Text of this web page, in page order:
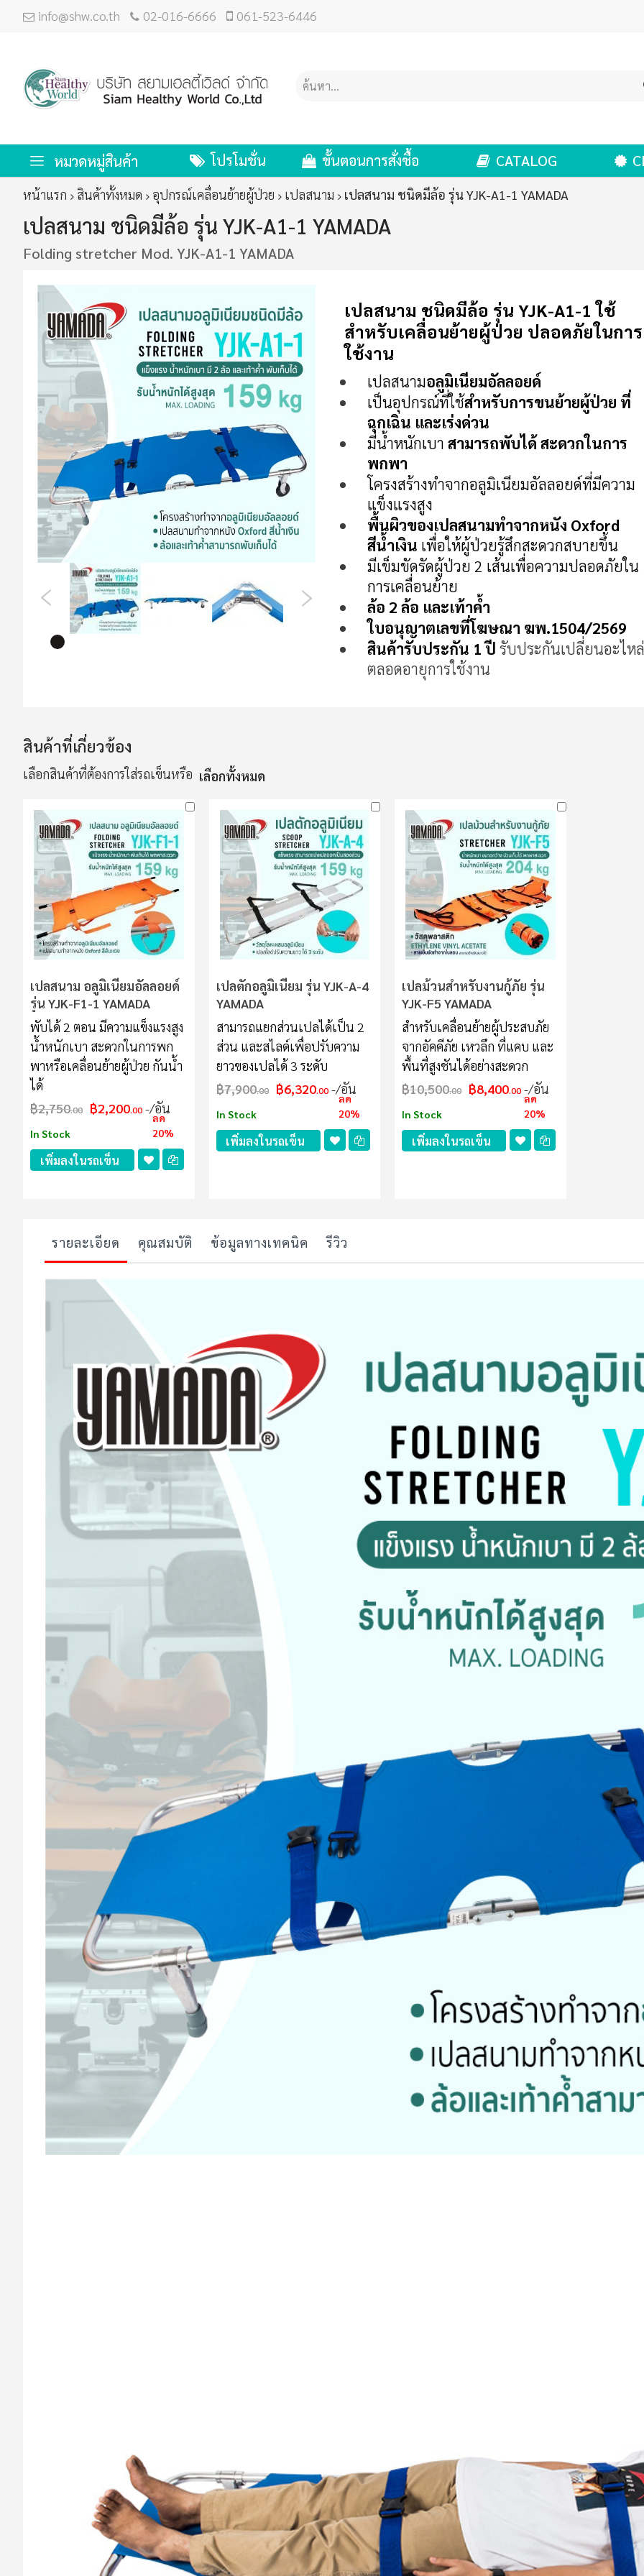
info@shw.co.th 02-016-6666 061-523-6446
หมวดหมู่สินค้า โปรโมชั่น ขั้นตอนการสั่งซื้อ CATALOG
หน้าแรก สินค้าทั้งหมด อุปกรณ์เคลื่อนย้ายผู้ป่วย เปลสนาม เปลสนาม ชนิดมีล้อ รุ่น YJK-A1-1 YAMADA
เปลสนาม ชนิดมีล้อ รุ่น YJK-A1-1 YAMADA
Folding stretcher Mod. YJK-A1-1 YAMADA
ข้าม
ไป
ที่
ส่วน
ท้าย
ของ
แกล
เลอ
รูปภาพ
ส่วน
เริ่ม
ต้น
แกล
เลอ
รี
รูปภาพ
เปลสนาม ชนิดมีล้อ รุ่น YJK-A1-1 ใช้
สำหรับเคลื่อนย้ายผู้ป่วย ปลอดภัยในการ
ใช้งาน
เปลสนามอลูมิเนียมอัลลอยด์
เป็นอุปกรณ์ที่ใช้สำหรับการขนย้ายผู้ป่วย ที่
ฉุกเฉิน และเร่งด่วน
มีน้ำหนักเบา สามารถพับได้ สะดวกในการ
พกพา
โครงสร้างทำจากอลูมิเนียมอัลลอยด์ที่มีความ
แข็งแรงสูง
พื้นผิวของเปลสนามทำจากหนัง Oxford
สีน้ำเงิน เพื่อให้ผู้ป่วยรู้สึกสะดวกสบายขึ้น
มีเข็มขัดรัดผู้ป่วย 2 เส้นเพื่อความปลอดภัยใน
การเคลื่อนย้าย
ล้อ 2 ล้อ และเท้าค้ำ
ใบอนุญาตเลขที่โฆษณา ฆพ.1504/2569
สินค้ารับประกัน 1 ปี รับประกันเปลี่ยนอะไหล่
ตลอดอายุการใช้งาน
สินค้าที่เกี่ยวข้อง
เลือกสินค้าที่ต้องการใส่รถเข็นหรือ เลือกทั้งหมด
เปลสนาม อลูมิเนียมอัลลอยด์
รุ่น YJK-F1-1 YAMADA
พับได้ 2 ตอน มีความแข็งแรงสูง
น้ำหนักเบา สะดวกในการพก
พาหรือเคลื่อนย้ายผู้ป่วย กันน้ำ
ได้
฿2,750.00 ฿2,200.00 /อัน
In Stock
ลด
20%
เพิ่มลงในรถเข็น
เปลตักอลูมิเนียม รุ่น YJK-A-4
YAMADA
สามารถแยกส่วนเปลได้เป็น 2
ส่วน และสไลด์เพื่อปรับความ
ยาวของเปลได้ 3 ระดับ
฿7,900.00 ฿6,320.00 /อัน
In Stock
ลด
20%
เพิ่มลงในรถเข็น
เปลม้วนสำหรับงานกู้ภัย รุ่น
YJK-F5 YAMADA
สำหรับเคลื่อนย้ายผู้ประสบภัย
จากอัคคีภัย เหวลึก ที่แคบ และ
พื้นที่สูงชันได้อย่างสะดวก
฿10,500.00 ฿8,400.00 /อัน
In Stock
ลด
20%
เพิ่มลงในรถเข็น
รายละเอียด คุณสมบัติ ข้อมูลทางเทคนิค รีวิว